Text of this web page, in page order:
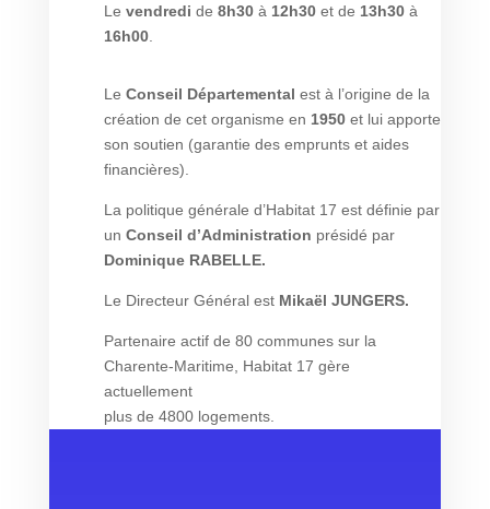
Le vendredi de 8h30à 12h30et de 13h30à
16h00.
Le Conseil Départemental est à l’origine de la
création de cet organisme en 1950et lui apporte
son soutien (garantie des emprunts et aides
financières).
La politique générale d’Habitat 17 est définie par
un Conseil d’Administration présidé par
Dominique RABELLE.
Le Directeur Général est Mikaël JUNGERS.
Partenaire actif de 80 communes sur la
Charente-Maritime, Habitat 17 gère
actuellement
plus de 4800 logements.